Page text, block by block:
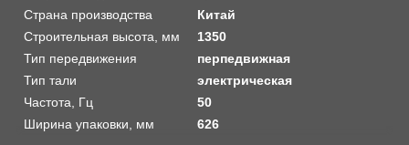
Страна производства
Китай
Строительная высота, мм
1350
Тип передвижения
перпедвижная
Тип тали
электрическая
Частота, Гц
50
Ширина упаковки, мм
626